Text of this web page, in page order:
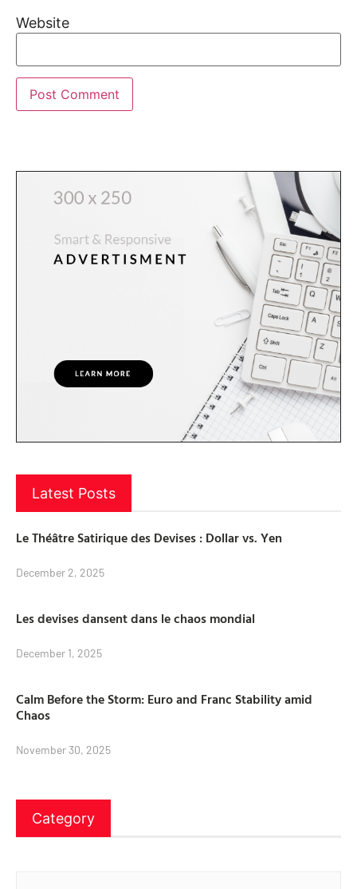
Website
Latest Posts
Le Théâtre Satirique des Devises : Dollar vs. Yen
December 2, 2025
Les devises dansent dans le chaos mondial
December 1, 2025
Calm Before the Storm: Euro and Franc Stability amid
Chaos
November 30, 2025
Category